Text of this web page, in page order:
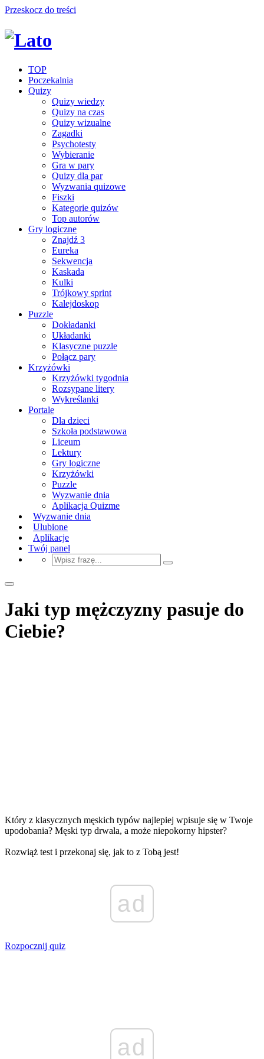
Przeskocz do treści
TOP
Poczekalnia
Quizy
Quizy wiedzy
Quizy na czas
Quizy wizualne
Zagadki
Psychotesty
Wybieranie
Gra w pary
Quizy dla par
Wyzwania quizowe
Fiszki
Kategorie quizów
Top autorów
Gry logiczne
Znajdź 3
Eureka
Sekwencja
Kaskada
Kulki
Trójkowy sprint
Kalejdoskop
Puzzle
Dokładanki
Układanki
Klasyczne puzzle
Połącz pary
Krzyżówki
Krzyżówki tygodnia
Rozsypane litery
Wykreślanki
Portale
Dla dzieci
Szkoła podstawowa
Liceum
Lektury
Gry logiczne
Krzyżówki
Puzzle
Wyzwanie dnia
Aplikacja Quizme
Wyzwanie dnia
Ulubione
Aplikacje
Twój panel
Jaki typ mężczyzny pasuje do
Ciebie?
Który z klasycznych męskich typów najlepiej wpisuje się w Twoje
upodobania? Męski typ drwala, a może niepokorny hipster?
Rozwiąż test i przekonaj się, jak to z Tobą jest!
ad
Rozpocznij quiz
ad